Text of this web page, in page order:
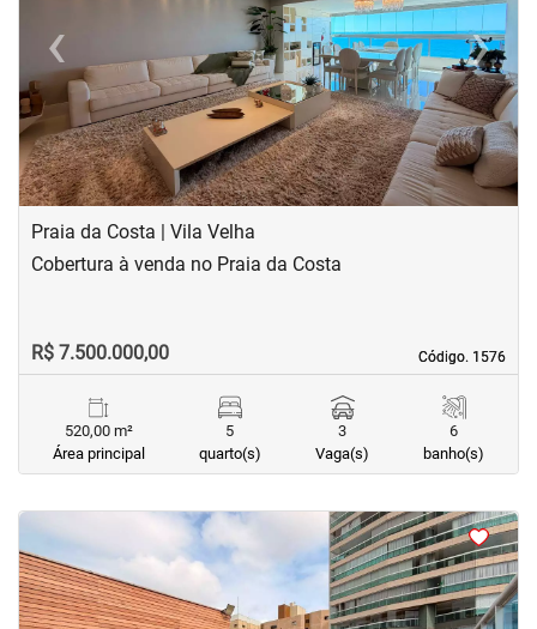
‹Previous ›Next
Praia da Costa | Vila Velha
Código. 1576
Código. 1576
Cobertura à venda no Praia da Costa
R$ 7.500.000,00
520,00 m²
Área principal
5
quarto(s)
3
Vaga(s)
6
banho(s)
<